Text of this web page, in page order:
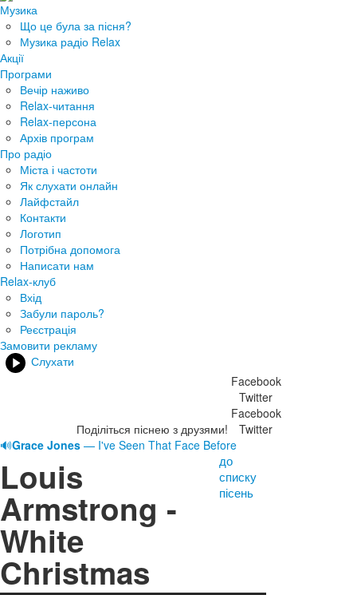
Музика
Що це була за пісня?
Музика радіо Relax
Акції
Програми
Вечір наживо
Relax-читання
Relax-персона
Архів програм
Про радіо
Міста і частоти
Як слухати онлайн
Лайфстайл
Контакти
Логотип
Потрібна допомога
Написати нам
Relax-клуб
Вхід
Забули пароль?
Реєстрація
Замовити рекламу
Слухати
Поділіться піснею з друзями!
Facebook
Twitter
Facebook
Twitter
🔊Grace Jones — I've Seen That Face Before
Louis
Armstrong -
White
Christmas
до
списку
пісень